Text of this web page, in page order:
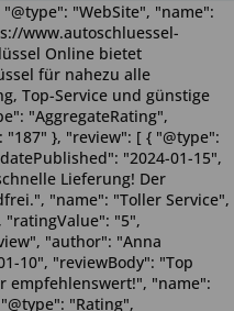
"WebSite", "name":
www.autoschluessel-
Online bietet
für nahezu alle
Top-Service und günstige
"AggregateRating",
}, "review": [ { "@type":
"2024-01-15",
Lieferung! Der
"name": "Toller Service",
"ratingValue": "5",
"author": "Anna
10", "reviewBody": "Top
empfehlenswert!", "name":
"Rating",